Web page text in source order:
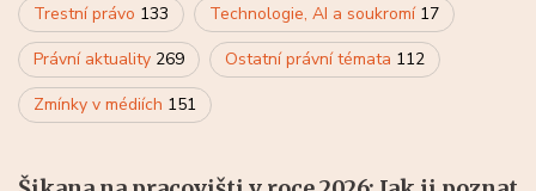
Trestní právo 133 Technologie, AI a soukromí 17
Právní aktuality 269 Ostatní právní témata 112
Zmínky v médiích 151